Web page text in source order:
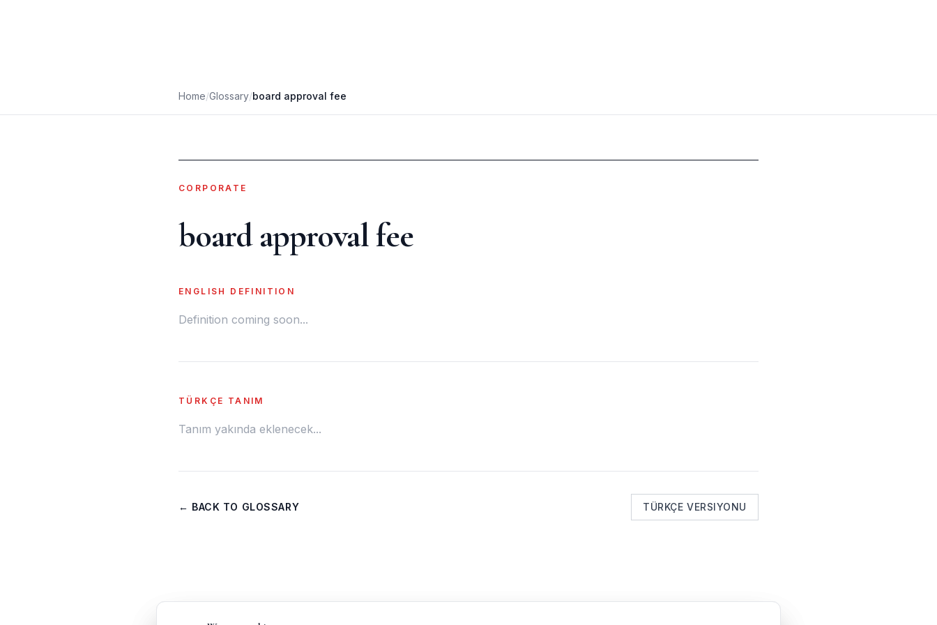
Home/Glossary/board approval fee
CORPORATE
board approval fee
ENGLISH DEFINITION
Definition coming soon...
TÜRKÇE TANIM
Tanım yakında eklenecek...
← BACK TO GLOSSARY TÜRKÇE VERSIYONU